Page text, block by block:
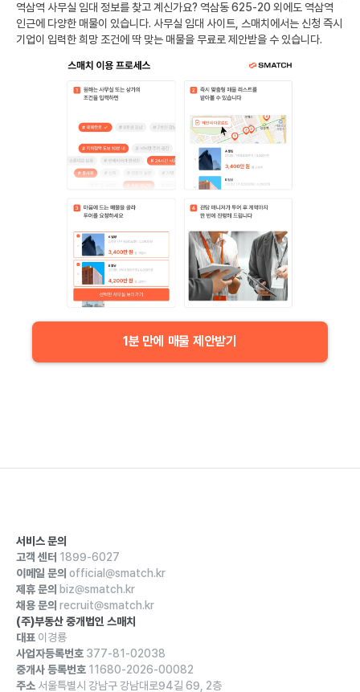
역삼역 사무실 임대 정보를 찾고 계신가요? 역삼동 625-20 외에도 역삼역
인근에 다양한 매물이 있습니다. 사무실 임대 사이트, 스매치에서는 신청 즉시
기업이 입력한 희망 조건에 딱 맞는 매물을 무료로 제안받을 수 있습니다.
1분 만에 매물 제안받기
서비스 문의
고객 센터 1899-6027
이메일 문의 official@smatch.kr
제휴 문의 biz@smatch.kr
채용 문의 recruit@smatch.kr
(주)부동산 중개법인 스매치
대표 이경룡
사업자등록번호 377-81-02038
중개사 등록번호 11680-2026-00082
주소 서울특별시 강남구 강남대로94길 69, 2층